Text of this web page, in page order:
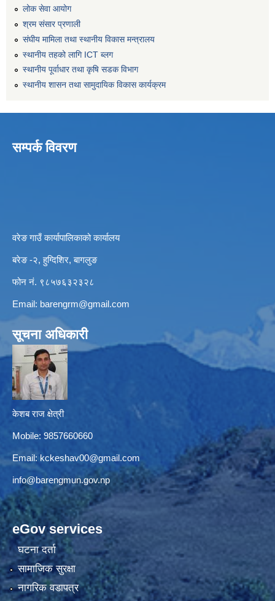
लोक सेवा आयोग
श्रम संसार प्रणाली
संघीय मामिला तथा स्थानीय विकास मन्त्रालय
स्थानीय तहको लागि ICT ब्लग
स्थानीय पूर्वाधार तथा कृषि सडक विभाग
स्थानीय शासन तथा सामुदायिक विकास कार्यक्रम
सम्पर्क विवरण
वरेङ गाउँ कार्यापालिकाको कार्यालय
बरेङ -२, हुग्दिशिर, बागलुङ
फोन नं. ९८५७६३२३२८
Email: barengrm@gmail.com
सूचना अधिकारी
केशब राज क्षेत्री
Mobile: 9857660660
Email: kckeshav00@gmail.com
info@barengmun.gov.np
eGov services
घटना दर्ता
सामाजिक सुरक्षा
नागरिक वडापत्र